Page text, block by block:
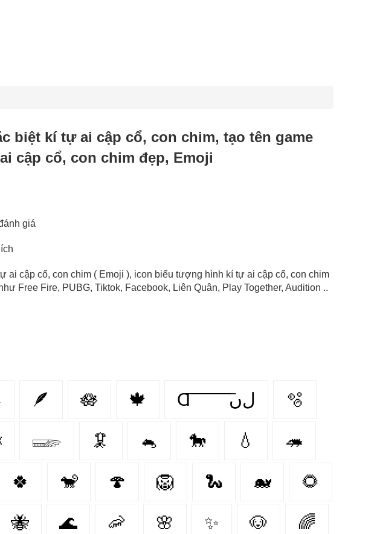
biệt kí tự ai cập cổ, con chim, tạo tên game
cập cổ, con chim đẹp, Emoji
đánh giá
ai cập cổ, con chim ( Emoji ), icon biểu tượng hình kí tự ai cập cổ, con chim
Free Fire, PUBG, Tiktok, Facebook, Liên Quân, Play Together, Audition ..
🪶 🪷 🍁 Ɑ͞ ͞ ͞ ͞ ͞ ͞ ͞ ͞ لﮞ 🫧
𓆃 🦑 🐁 🐎 💧 🦔
🍀 🐒 🍄 🦁 🐍 🐋 🌻
🐝 🌊 🦐 🌸 ✨ 🐶 🌈